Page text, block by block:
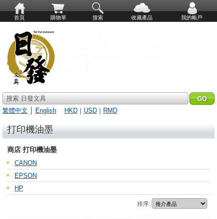
首頁 購物單 搜索 收藏產品 我的帳戶
搜索 日發文具
繁體中文
English HKD ｜ USD ｜ RMD
打印機油墨
商店 打印機油墨
CANON
EPSON
HP
排序: